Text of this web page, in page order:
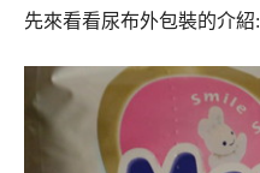
先來看看尿布外包裝的介紹: